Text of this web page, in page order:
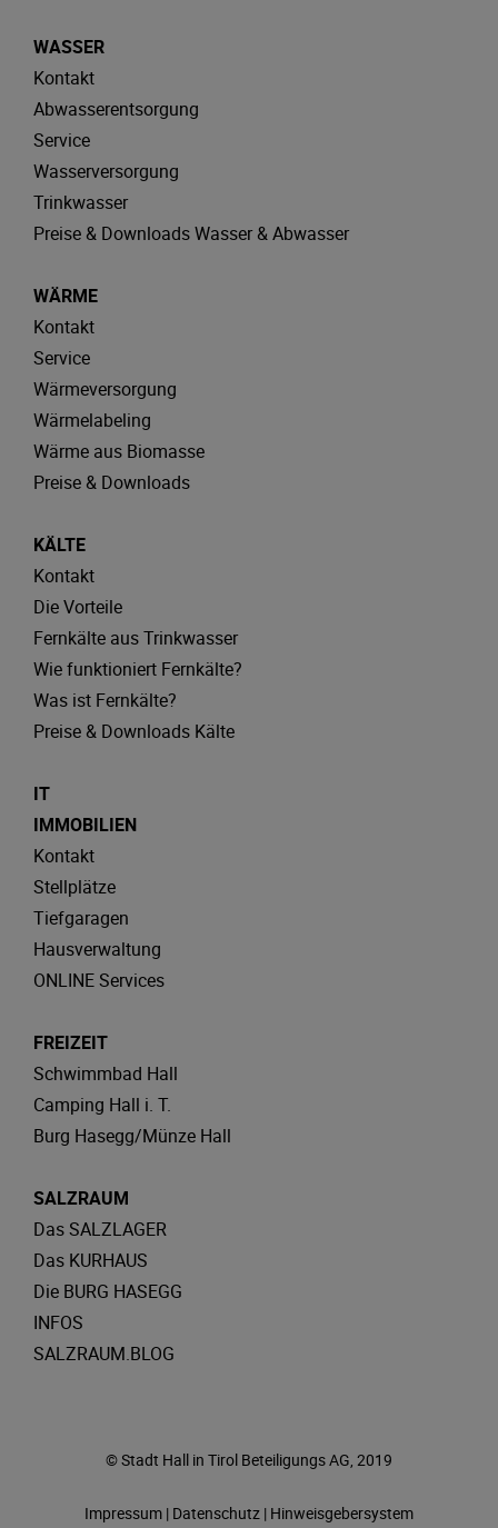
WASSER
Kontakt
Abwasserentsorgung
Service
Wasserversorgung
Trinkwasser
Preise & Downloads Wasser & Abwasser
WÄRME
Kontakt
Service
Wärmeversorgung
Wärmelabeling
Wärme aus Biomasse
Preise & Downloads
KÄLTE
Kontakt
Die Vorteile
Fernkälte aus Trinkwasser
Wie funktioniert Fernkälte?
Was ist Fernkälte?
Preise & Downloads Kälte
IT
IMMOBILIEN
Kontakt
Stellplätze
Tiefgaragen
Hausverwaltung
ONLINE Services
FREIZEIT
Schwimmbad Hall
Camping Hall i. T.
Burg Hasegg/Münze Hall
SALZRAUM
Das SALZLAGER
Das KURHAUS
Die BURG HASEGG
INFOS
SALZRAUM.BLOG
© Stadt Hall in Tirol Beteiligungs AG, 2019
Impressum | Datenschutz | Hinweisgebersystem